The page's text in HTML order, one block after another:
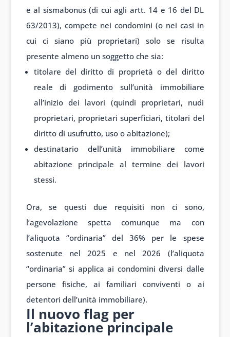
e al sismabonus (di cui agli artt. 14 e 16 del DL
63/2013), compete nei condomini (o nei casi in
cui ci siano più proprietari) solo se risulta
presente almeno un soggetto che sia:
titolare del diritto di proprietà o del diritto
reale di godimento sull’unità immobiliare
all’inizio dei lavori (quindi proprietari, nudi
proprietari, proprietari superficiari, titolari del
diritto di usufrutto, uso o abitazione);
destinatario dell’unità immobiliare come
abitazione principale al termine dei lavori
stessi.
Ora, se questi due requisiti non ci sono,
l’agevolazione spetta comunque ma con
l’aliquota “ordinaria” del 36% per le spese
sostenute nel 2025 e nel 2026 (l’aliquota
“ordinaria” si applica ai condomini diversi dalle
persone fisiche, ai familiari conviventi o ai
detentori dell’unità immobiliare).
Il nuovo flag per
l’abitazione principale